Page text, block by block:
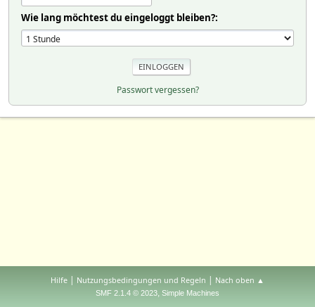
Wie lang möchtest du eingeloggt bleiben?:
Passwort vergessen?
Hilfe | Nutzungsbedingungen und Regeln | Nach oben ▲
SMF 2.1.4 © 2023, Simple Machines